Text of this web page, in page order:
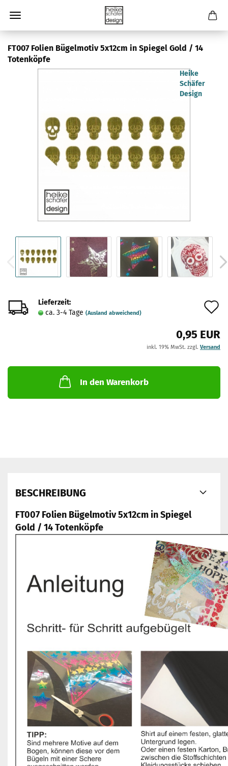
FT007 Folien Bügelmotiv 5x12cm in Spiegel Gold / 14
Totenköpfe
Heike
Schäfer
Design
Lieferzeit:
ca. 3-4 Tage (Ausland abweichend)
0,95 EUR
inkl. 19% MwSt. zzgl. Versand
In den Warenkorb
BESCHREIBUNG
FT007 Folien Bügelmotiv 5x12cm in Spiegel
Gold / 14 Totenköpfe